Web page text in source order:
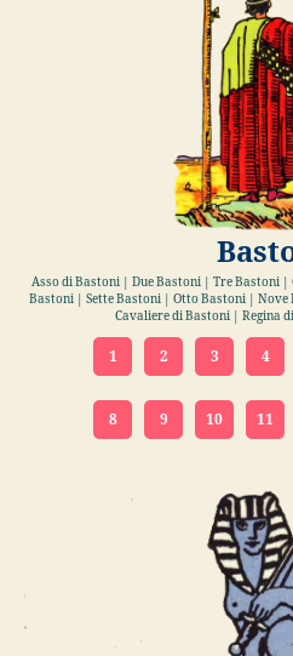
Asso di Bastoni | Due Bastoni | Tre Bastoni
Bastoni | Sette Bastoni | Otto Bastoni | Nove
Cavaliere di Bastoni | Regina
1 2 3 4
8 9 10 11